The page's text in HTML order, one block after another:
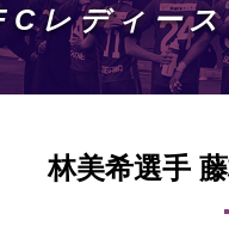
レディー
林美希選手